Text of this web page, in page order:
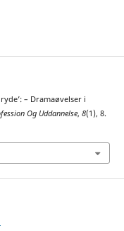
– Dramaøvelser i
Og Uddannelse, 8(1), 8.